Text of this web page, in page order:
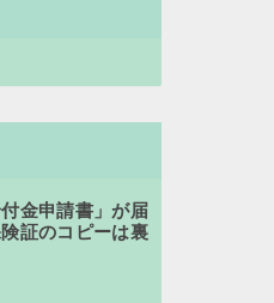
付金申請書」が届
証のコピーは裏